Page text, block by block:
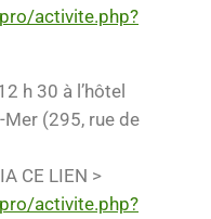
activite.php?
h 30 à l’hôtel
Mer (295, rue de
CE LIEN >
activite.php?